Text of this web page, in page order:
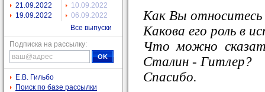
21.09.2022
19.09.2022
10.09.2022
06.09.2022
Все выпуски
Подписка на рассылку:
Е.В. Гильбо
Поиск по базе рассылки
Как Вы относитесь
Какова его роль в
Что можно
Сталин - Гитлер?
Спасибо.